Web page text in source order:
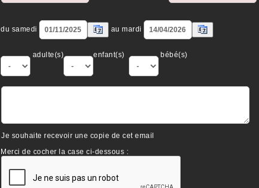
du samedi au mardi
adulte(s) enfant(s) bébé(s)
Je souhaite recevoir une copie de cet email
Merci de cocher la case ci-dessous :